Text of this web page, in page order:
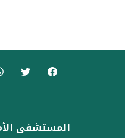
المستشفى